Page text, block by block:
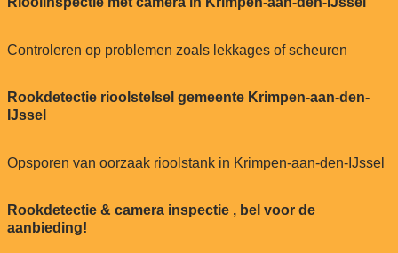
Controleren op problemen zoals lekkages of scheuren
Rookdetectie rioolstelsel gemeente Krimpen-aan-den-
IJssel
Opsporen van oorzaak rioolstank in Krimpen-aan-den-IJssel
Rookdetectie & camera inspectie , bel voor de
aanbieding!